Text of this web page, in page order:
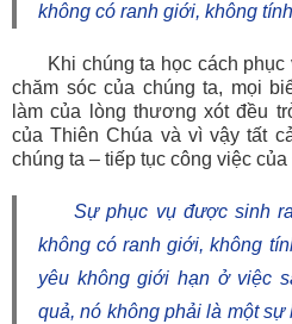
không có ranh giới, không
Khi chúng ta học cách
chăm sóc của chúng ta, mọi
làm của lòng thương xót đều
của Thiên Chúa và vì vậy tất
chúng ta – tiếp tục công việc
Sự phục vụ được sinh
không có ranh giới, không
yêu không giới hạn ở việc
quả, nó không phải là một